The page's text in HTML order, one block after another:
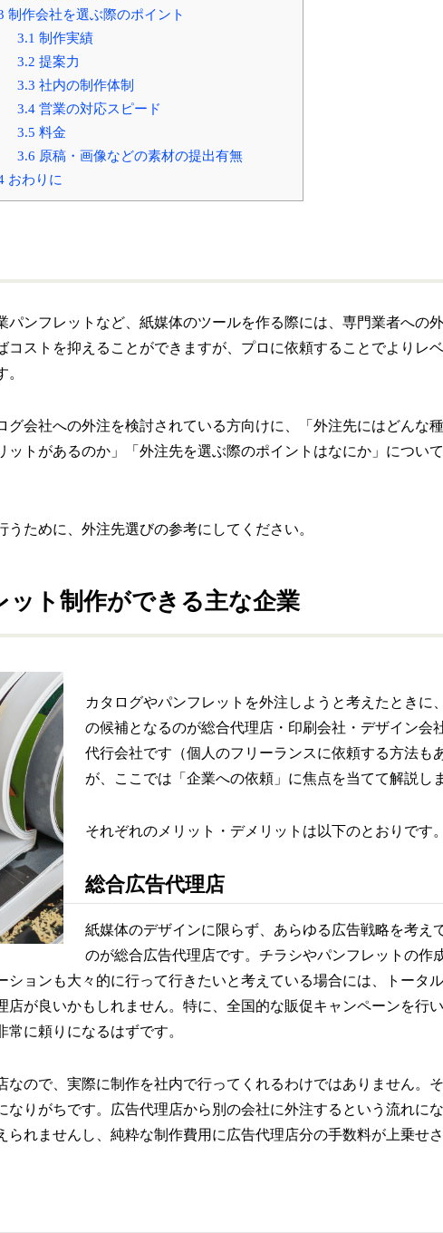
制作会社を選ぶ際のポイント
3.1 制作実績
3.2 提案力
3.3 社内の制作体制
3.4 営業の対応スピード
3.5 料金
3.6 原稿・画像などの素材の提出有無
おわりに
パンフレットなど、紙媒体のツールを作る際には、専門業者への
コストを抑えることができますが、プロに依頼することでよりレ
グ会社への外注を検討されている方向けに、「外注先にはどんな
ットがあるのか」「外注先を選ぶ際のポイントはなにか」につい
ために、外注先選びの参考にしてください。
ット制作ができる主な企業
カタログやパンフレットを外注しようと考えたときに
の候補となるのが総合代理店・印刷会社・デザイン会
代行会社です（個人のフリーランスに依頼する方法も
が、ここでは「企業への依頼」に焦点を当てて解説し
それぞれのメリット・デメリットは以下のとおりです。
総合広告代理店
紙媒体のデザインに限らず、あらゆる広告戦略を考え
のが総合広告代理店です。チラシやパンフレットの作
ションも大々的に行って行きたいと考えている場合には、トータ
店が良いかもしれません。特に、全国的な販促キャンペーンを行
に頼りになるはずです。
なので、実際に制作を社内で行ってくれるわけではありません。
なりがちです。広告代理店から別の会社に外注するという流れに
られませんし、純粋な制作費用に広告代理店分の手数料が上乗せ